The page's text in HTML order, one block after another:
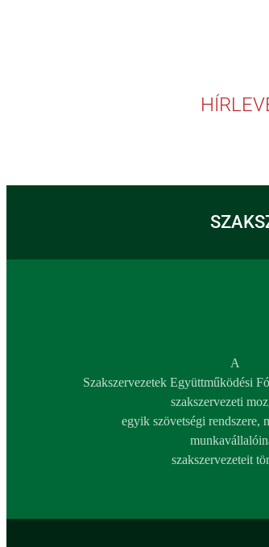
A
Szakszervezetek Együttműködési
szakszervezeti
egyik szövetségi rendszere,
szakszervezeteit